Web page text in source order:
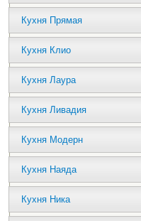
Кухня Прямая
Кухня Клио
Кухня Лаура
Кухня Ливадия
Кухня Модерн
Кухня Наяда
Кухня Ника